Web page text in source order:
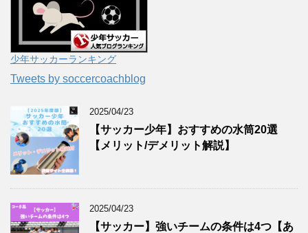
少年サッカーランキング
Tweets by soccercoachblog
2025/04/23
【サッカー少年】おすすめの水筒20選
【メリット/デメリット解説】
2025/04/23
【サッカー】強いチームの条件は4つ【あ